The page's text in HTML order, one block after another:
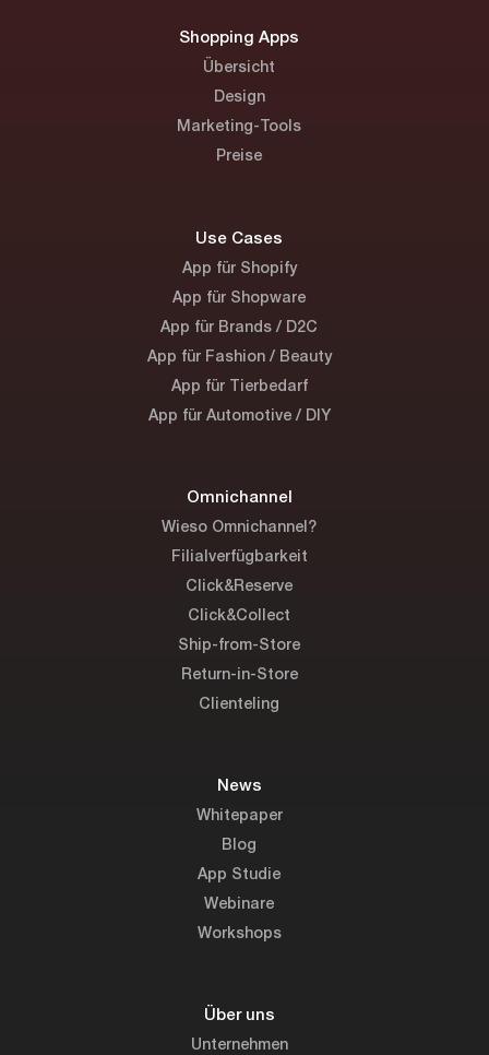
Shopping Apps
Übersicht
Design
Marketing-Tools
Preise
Use Cases
App für Shopify
App für Shopware
App für Brands / D2C
App für Fashion / Beauty
App für Tierbedarf
App für Automotive / DIY
Omnichannel
Wieso Omnichannel?
Filialverfügbarkeit
Click&Reserve
Click&Collect
Ship-from-Store
Return-in-Store
Clienteling
News
Whitepaper
Blog
App Studie
Webinare
Workshops
Über uns
Unternehmen